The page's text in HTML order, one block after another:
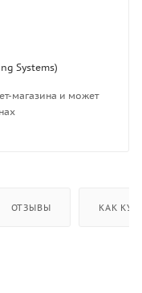
Systems)
магазина и может
ОТЗЫВЫ КАК